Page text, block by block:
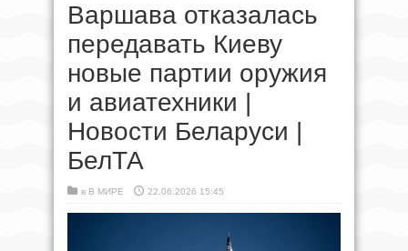
Варшава отказалась
передавать Киеву
новые партии оружия
и авиатехники |
Новости Беларуси |
БелТА
в В МИРЕ 22.06.2026 15:45